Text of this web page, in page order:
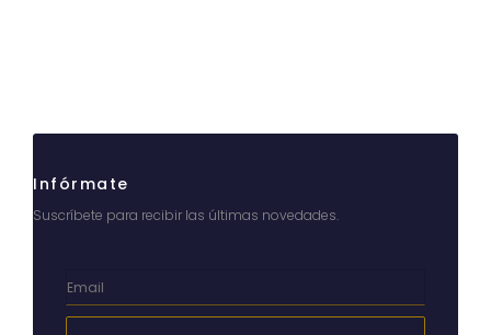
Infórmate
Suscríbete para recibir las últimas novedades.